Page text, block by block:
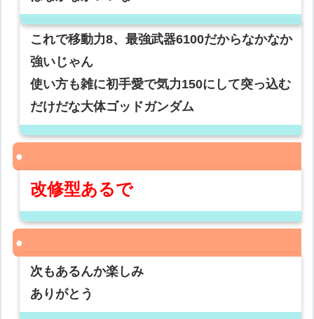
これで移動力8、最強武器6100だからなかなか
強いじゃん
使い方も雑に初手愛で気力150にして突っ込む
だけだな大体ゴッドガンダム
改修型あるで
次もあるんか楽しみ
ありがとう